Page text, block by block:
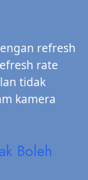
refresh
rate
tidak
kamera
Boleh